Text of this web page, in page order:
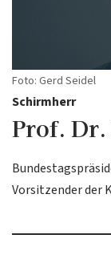
Foto: Gerd Seidel
Schirmherr
Prof.
Vorsitzender der